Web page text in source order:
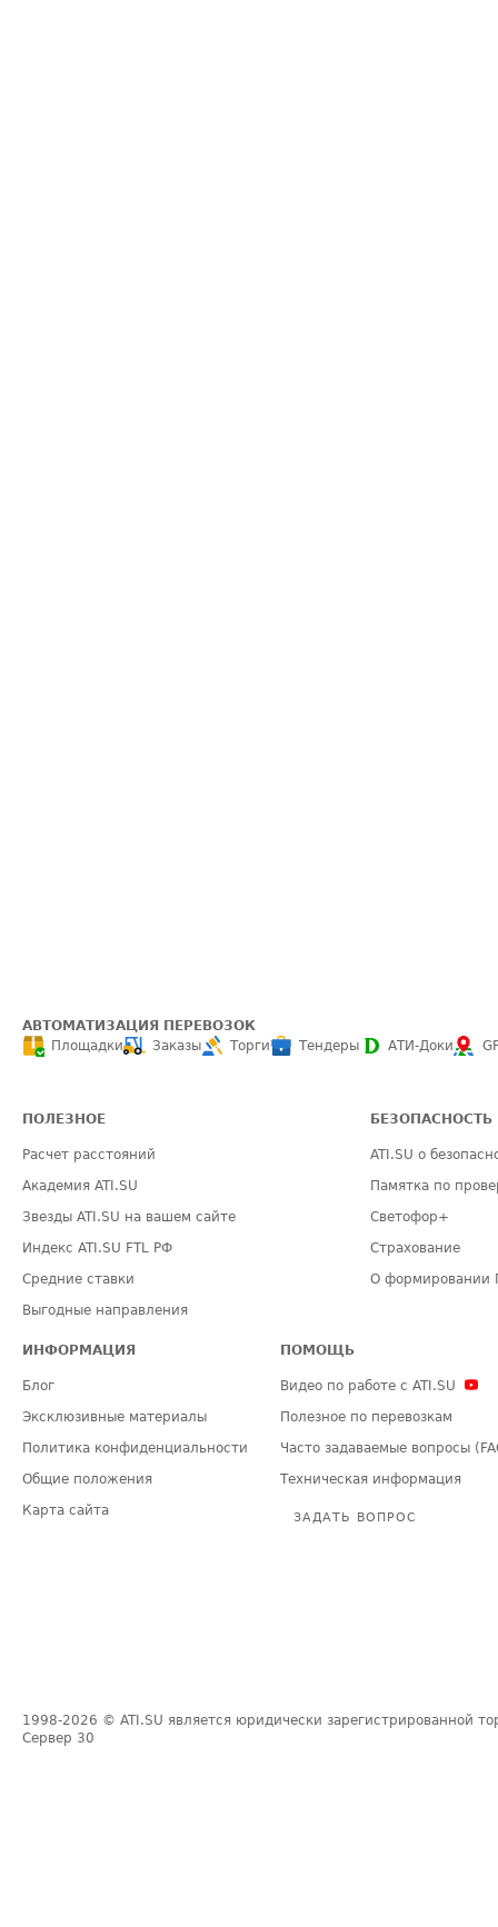
АВТОМАТИЗАЦИЯ ПЕРЕВОЗОК
Площадки
Заказы Торги Тендеры АТИ-Доки
ПОЛЕЗНОЕ
Расчет расстояний
Академия ATI.SU
Звезды ATI.SU на вашем сайте
Индекс ATI.SU FTL РФ
Средние ставки
Выгодные направления
БЕЗОПАСНОСТЬ
ATI.SU о
Памятка по
Светофор+
Страхование
О формировании
ИНФОРМАЦИЯ
Блог
Эксклюзивные материалы
Политика конфиденциальности
Общие положения
Карта сайта
ПОМОЩЬ
Видео по работе с ATI.SU
Полезное по перевозкам
Часто задаваемые вопросы
Техническая информация
ЗАДАТЬ ВОПРОС
1998-2026 © ATI.SU является юридически зарегистрированной
Сервер 30